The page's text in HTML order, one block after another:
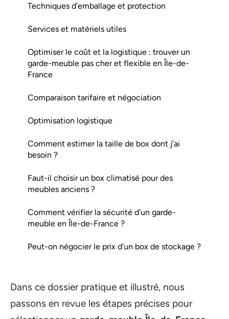
Techniques d’emballage et protection
Services et matériels utiles
Optimiser le coût et la logistique : trouver un
garde-meuble pas cher et flexible en Île-de-
France
Comparaison tarifaire et négociation
Optimisation logistique
Comment estimer la taille de box dont j’ai
besoin ?
Faut-il choisir un box climatisé pour des
meubles anciens ?
Comment vérifier la sécurité d’un garde-
meuble en Île-de-France ?
Peut-on négocier le prix d’un box de stockage ?
Dans ce dossier pratique et illustré, nous
passons en revue les étapes précises pour